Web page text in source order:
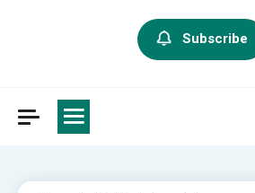
Subscribe